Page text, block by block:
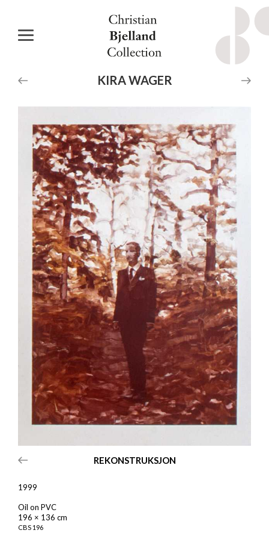
KIRAWAGER
REKONSTRUKSJON
1999
Oil on PVC
196 × 136 cm
CBS 196